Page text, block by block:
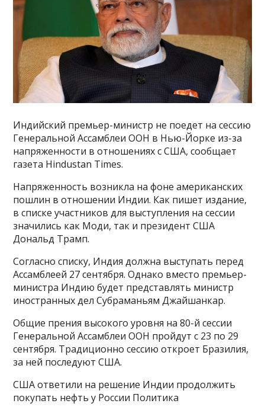
Индийский премьер-министр не поедет на сессию
Генеральной Ассамблеи ООН в Нью-Йорке из-за
напряженности в отношениях с США, сообщает
газета Hindustan Times.
Напряженность возникла на фоне американских
пошлин в отношении Индии. Как пишет издание,
в списке участников для выступления на сессии
значились как Моди, так и президент США
Дональд Трамп.
Согласно списку, Индия должна выступать перед
Ассамблеей 27 сентября. Однако вместо премьер-
министра Индию будет представлять министр
иностранных дел Субраманьям Джайшанкар.
Общие прения высокого уровня на 80-й сессии
Генеральной Ассамблеи ООН пройдут с 23 по 29
сентября. Традиционно сессию откроет Бразилия,
за ней последуют США.
США ответили на решение Индии продолжить
покупать нефть у России Политика